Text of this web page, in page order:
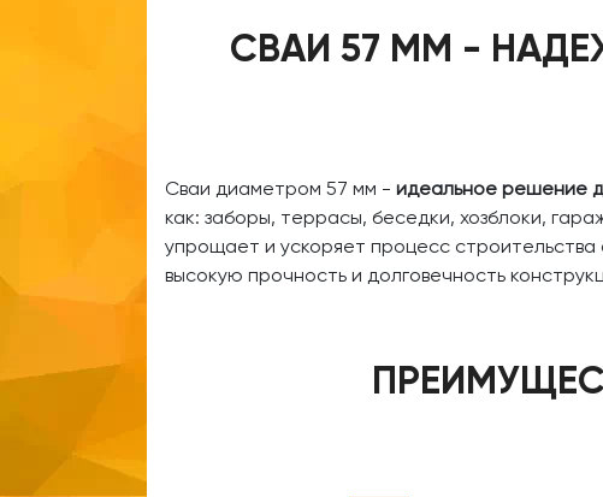
СВАИ 57 ММ -
Сваи диаметром 57 мм - идеальное решение
как: заборы, террасы, беседки, хозблоки,
упрощает и ускоряет процесс
высокую прочность и долговечность